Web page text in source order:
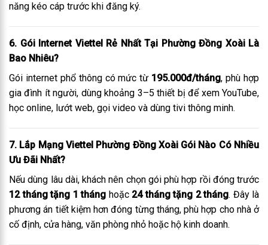
năng kéo cáp trước khi đăng ký.
6. Gói Internet Viettel Rẻ Nhất Tại Phường Đồng Xoài Là
Bao Nhiêu?
Gói internet phổ thông có mức từ 195.000đ/tháng, phù hợp
gia đình ít người, dùng khoảng 3–5 thiết bị để xem YouTube,
học online, lướt web, gọi video và dùng tivi thông minh.
7. Lắp Mạng Viettel Phường Đồng Xoài Gói Nào Có Nhiều
Ưu Đãi Nhất?
Nếu dùng lâu dài, khách nên chọn gói phù hợp rồi đóng trước
12 tháng tặng 1 tháng hoặc 24 tháng tặng 2 tháng. Đây là
phương án tiết kiệm hơn đóng từng tháng, phù hợp cho nhà ở
cố định, cửa hàng, văn phòng nhỏ hoặc hộ kinh doanh.